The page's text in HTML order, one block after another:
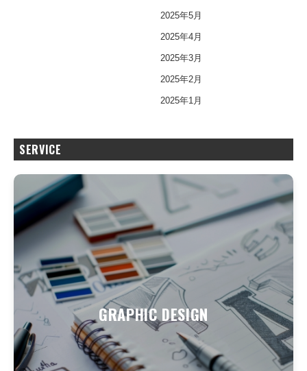
2025年5月
2025年4月
2025年3月
2025年2月
2025年1月
SERVICE
GRAPHIC DESIGN